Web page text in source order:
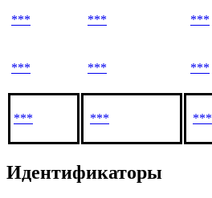
*** *** ***
*** *** ***
*** *** ***
Идентификаторы